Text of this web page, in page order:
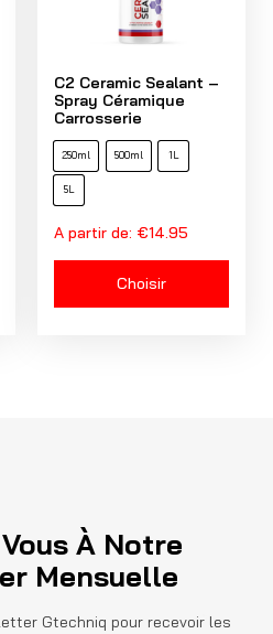
C2 Ceramic Sealant –
Spray Céramique
Carrosserie
250ml 500ml 1L
5L
A partir de: €14.95
Choisir
À Notre
Mensuelle
Gtechniq pour recevoir les